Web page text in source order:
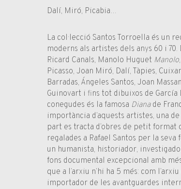
Dalí, Miró, Picabia…
La col·lecció Santos Torroella és un
moderns als artistes dels anys 60 i 70.
Ricard Canals, Manolo Huguet Manolo
Picasso, Joan Miró, Dalí, Tàpies,
Barradas, Ángeles Santos, Joan
Guinovart i fins tot dibuixos de García
conegudes és la famosa Dianade
importància d’aquests artistes, una
part es tracta d’obres de petit format
regalades a Rafael Santos per la
un humanista, historiador,
fons documental excepcional amb
que a l’arxiu n’hi ha 5 més: com
importador de les avantguardes